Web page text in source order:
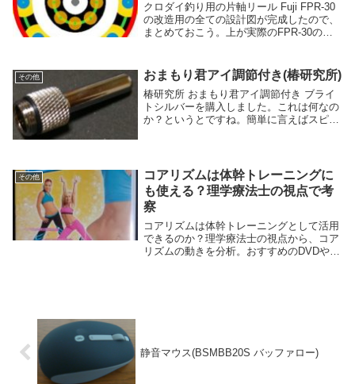
クロダイ釣り用の片軸リール Fuji FPR-30
の改造用の全ての設計図が完成したので、
まとめておこう。上が実際のFPR-30のリ
ールの外側の設計図FPR-30のリ...
その他 おまもり君アイ調節付き(椿研究所)
椿研究所 おまもり君アイ調節付き ブライ
トシルバーを購入しました。これは何なの
か？というとですね。簡単に言えばスピニ
部分ね)の...
その他
コアリズムは体幹トレーニングに
も使える？理学療法士の視点で考
察
コアリズムは体幹トレーニングとして活用
できるのか？理学療法士の視点から、コア
リズムの動きを分析。おすすめのDVDや続
静音マウス(BSMBB20S バッファロー)